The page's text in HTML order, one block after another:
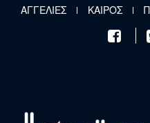
Παράκαμψη προς το κυρίως
ΑΓΓΕΛΙΕΣ ΚΑΙΡΟΣ